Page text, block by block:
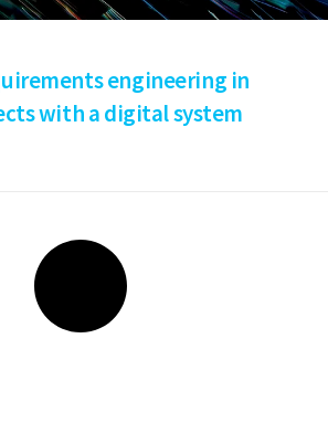
engineering in
with a digital system